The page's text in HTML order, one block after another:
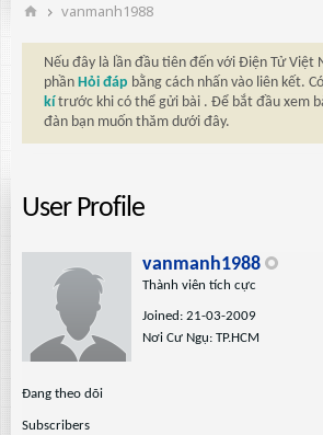
vanmanh1988
Nếu đây là lần đầu tiên đến với Điện Tử Việt
phần Hỏi đáp bằng cách nhấn vào liên kết.
kí trước khi có thể gửi bài . Để bắt đầu xem
đàn bạn muốn thăm dưới đây.
User Profile
vanmanh1988
Thành viên tích cực
Joined: 21-03-2009
Nơi Cư Ngụ: TP.HCM
Ðang theo dõi
Subscribers